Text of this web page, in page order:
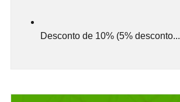
Desconto de 10% (5% desconto...